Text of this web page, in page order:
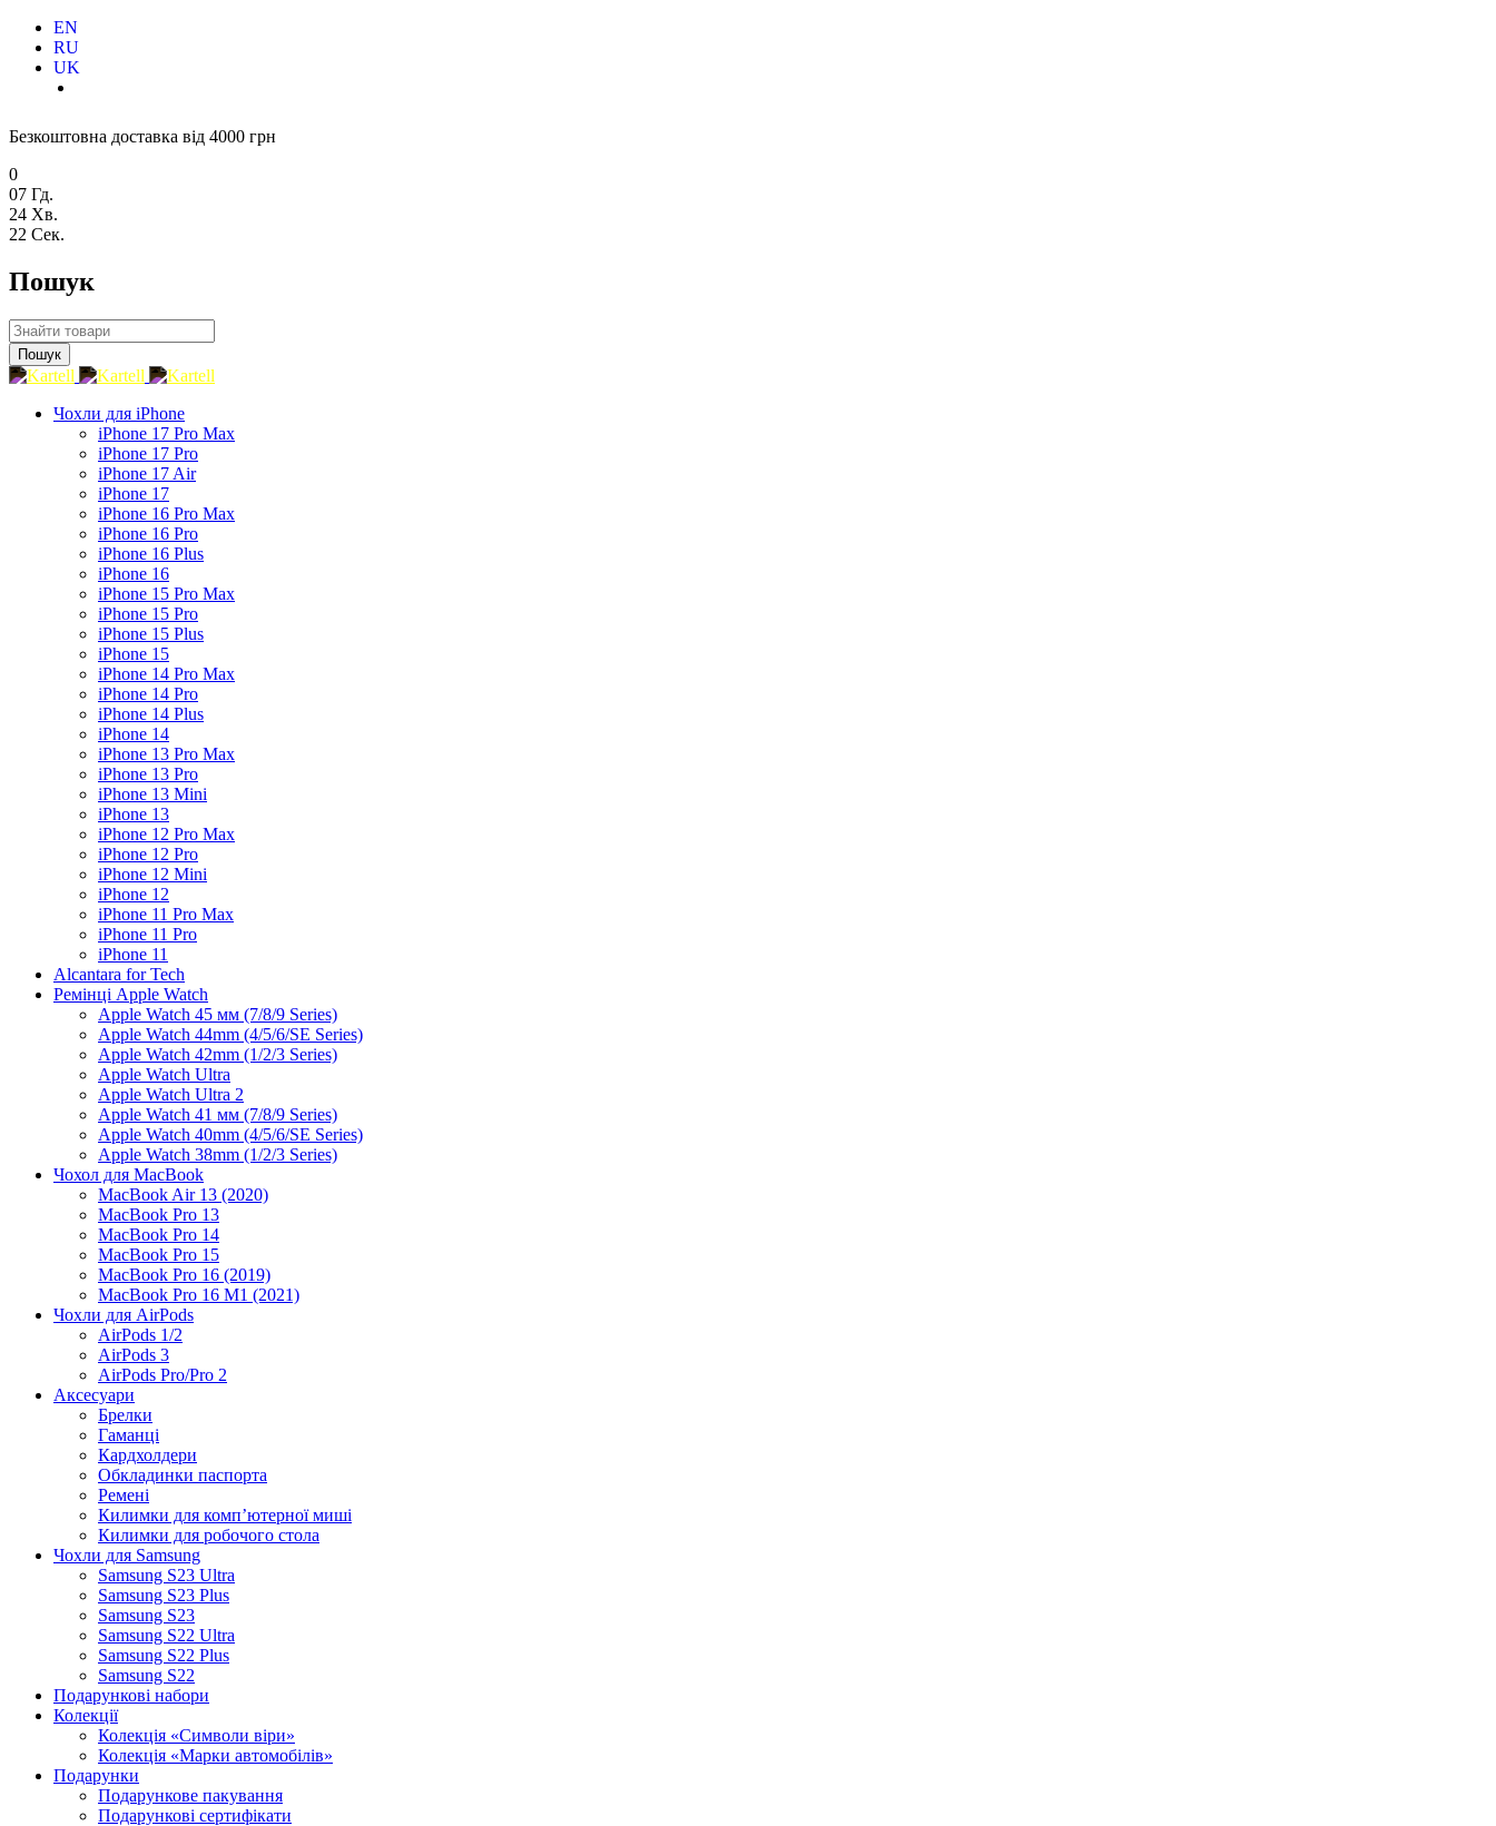
EN
RU
UK
Безкоштовна доставка від 4000 грн
0
07 Гд.
24 Хв.
21 Сек.
Пошук
Чохли для iPhone
iPhone 17 Pro Max
iPhone 17 Pro
iPhone 17 Air
iPhone 17
iPhone 16 Pro Max
iPhone 16 Pro
iPhone 16 Plus
iPhone 16
iPhone 15 Pro Max
iPhone 15 Pro
iPhone 15 Plus
iPhone 15
iPhone 14 Pro Max
iPhone 14 Pro
iPhone 14 Plus
iPhone 14
iPhone 13 Pro Max
iPhone 13 Pro
iPhone 13 Mini
iPhone 13
iPhone 12 Pro Max
iPhone 12 Pro
iPhone 12 Mini
iPhone 12
iPhone 11 Pro Max
iPhone 11 Pro
iPhone 11
Alcantara for Tech
Ремінці Apple Watch
Apple Watch 45 мм (7/8/9 Series)
Apple Watch 44mm (4/5/6/SE Series)
Apple Watch 42mm (1/2/3 Series)
Apple Watch Ultra
Apple Watch Ultra 2
Apple Watch 41 мм (7/8/9 Series)
Apple Watch 40mm (4/5/6/SE Series)
Apple Watch 38mm (1/2/3 Series)
Чохол для MacBook
MacBook Air 13 (2020)
MacBook Pro 13
MacBook Pro 14
MacBook Pro 15
MacBook Pro 16 (2019)
MacBook Pro 16 M1 (2021)
Чохли для AirPods
AirPods 1/2
AirPods 3
AirPods Pro/Pro 2
Аксесуари
Брелки
Гаманці
Кардхолдери
Обкладинки паспорта
Ремені
Килимки для комп’ютерної миші
Килимки для робочого стола
Чохли для Samsung
Samsung S23 Ultra
Samsung S23 Plus
Samsung S23
Samsung S22 Ultra
Samsung S22 Plus
Samsung S22
Подарункові набори
Колекції
Колекція «Символи віри»
Колекція «Марки автомобілів»
Подарунки
Подарункове пакування
Подарункові сертифікати